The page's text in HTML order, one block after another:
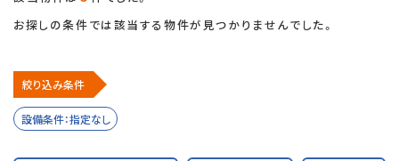
お探しの条件では該当する物件が見つかりませんでした。
絞り込み条件
設備条件：指定なし